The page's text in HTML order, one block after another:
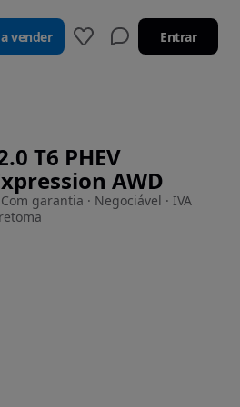
vender Entrar
T6 PHEV
AWD
Com garantia · Negociável · IVA